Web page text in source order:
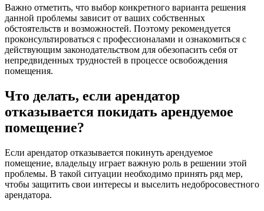
Важно отметить, что выбор конкретного варианта решения
данной проблемы зависит от ваших собственных
обстоятельств и возможностей. Поэтому рекомендуется
проконсультироваться с профессионалами и ознакомиться с
действующим законодательством для обезопасить себя от
непредвиденных трудностей в процессе освобождения
помещения.
Что делать, если арендатор
отказывается покидать арендуемое
помещение?
Если арендатор отказывается покинуть арендуемое
помещение, владельцу играет важную роль в решении этой
проблемы. В такой ситуации необходимо принять ряд мер,
чтобы защитить свои интересы и выселить недобросовестного
арендатора.